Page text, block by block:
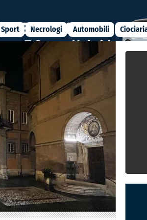
Sport Necrologi Automobili